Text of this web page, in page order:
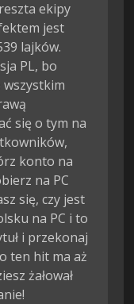
ekipy
jest
lajków.
PL, bo
wszystkim
się o tym na
konto na
na PC
się, czy jest
na PC i to
i przekonaj
ten hit ma aż
żałował